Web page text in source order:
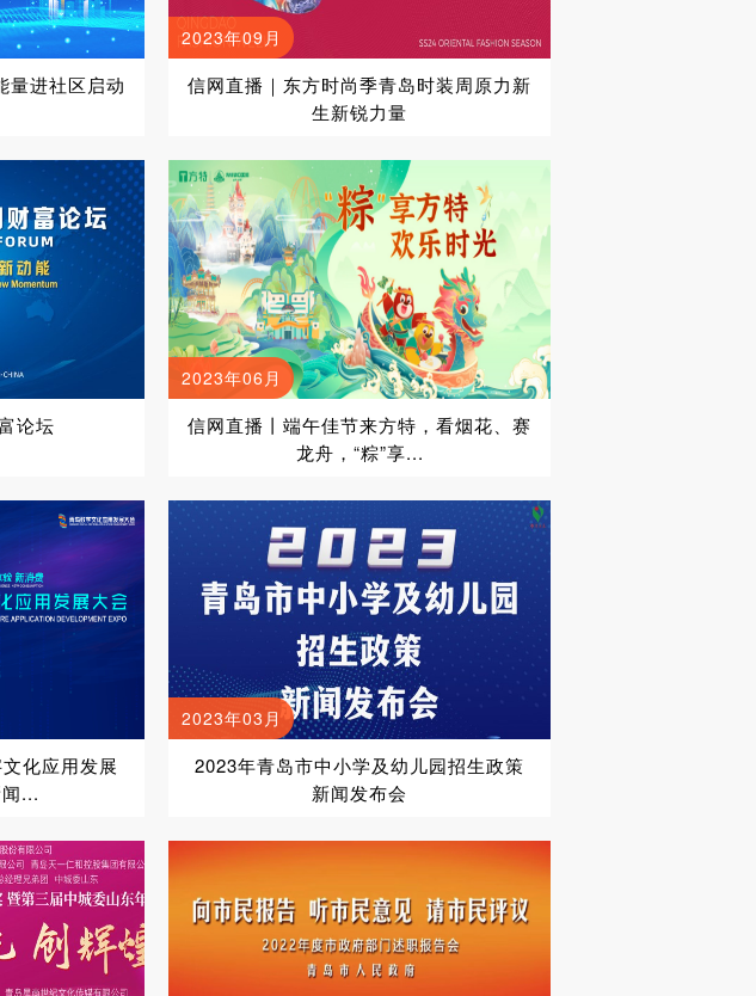
量进社区启动
2023年09月
信网直播｜东方时尚季青岛时装周原力新
生新锐力量
论坛
2023年06月
信网直播丨端午佳节来方特，看烟花、赛
龙舟，“粽”享...
化应用发展
...
2023年03月
2023年青岛市中小学及幼儿园招生政策
新闻发布会